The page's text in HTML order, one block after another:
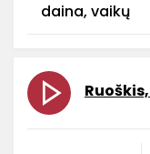
daina, vaikų